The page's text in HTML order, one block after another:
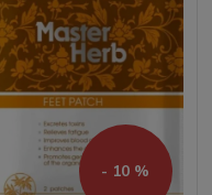
- 10 %